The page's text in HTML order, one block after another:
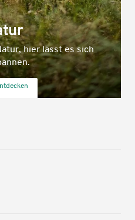
hier lässt es sich